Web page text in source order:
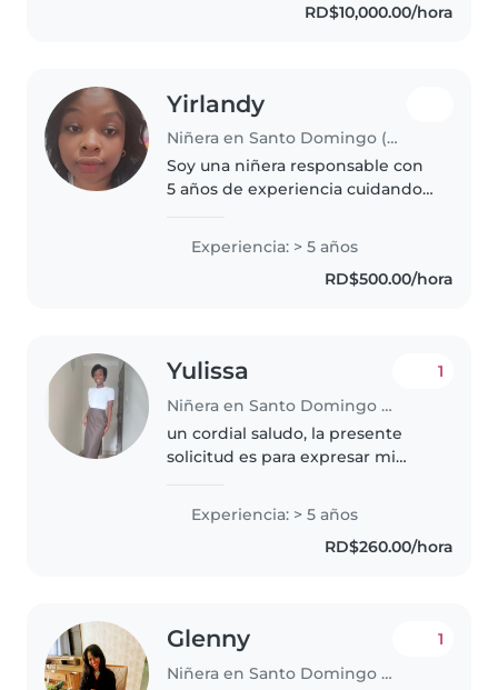
RD$10,000.00/hora
Yirlandy
Niñera en Santo Domingo (Distrito de Santo Domingo)
Soy una niñera responsable con
5 años de experiencia cuidando
edad escolar. Tengo habilidades
para trabajar con niños con
autismo y me encanta dibujar,..
Experiencia: > 5 años
RD$500.00/hora
Yulissa
Niñera en Santo Domingo Este
1
un cordial saludo, la presente
solicitud es para expresar mi
niñera en su familia. me llamo
Yulissa soy Cristiana, se inglés,
una persona educada,
Experiencia: > 5 años
RD$260.00/hora
Glenny
Niñera en Santo Domingo (Distrito de Santo Domingo)
1